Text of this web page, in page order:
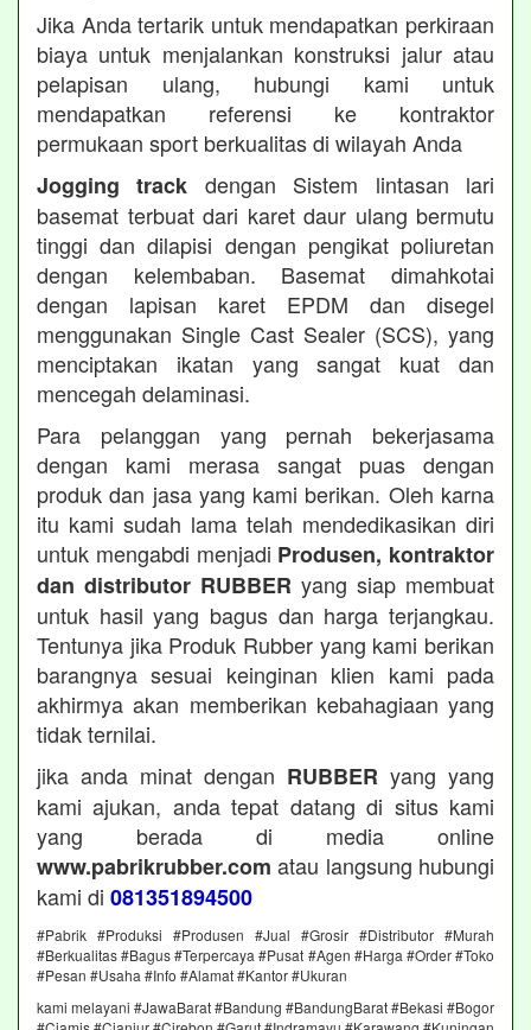
Jika Anda tertarik untuk mendapatkan perkiraan
biaya untuk menjalankan konstruksi jalur atau
pelapisan ulang, hubungi kami untuk
mendapatkan referensi ke kontraktor
permukaan sport berkualitas di wilayah Anda
Jogging track dengan Sistem lintasan lari
basemat terbuat dari karet daur ulang bermutu
tinggi dan dilapisi dengan pengikat poliuretan
dengan kelembaban. Basemat dimahkotai
dengan lapisan karet EPDM dan disegel
menggunakan Single Cast Sealer (SCS), yang
menciptakan ikatan yang sangat kuat dan
mencegah delaminasi.
Para pelanggan yang pernah bekerjasama
dengan kami merasa sangat puas dengan
produk dan jasa yang kami berikan. Oleh karna
itu kami sudah lama telah mendedikasikan diri
untuk mengabdi menjadi Produsen, kontraktor
dan distributor RUBBER yang siap membuat
untuk hasil yang bagus dan harga terjangkau.
Tentunya jika Produk Rubber yang kami berikan
barangnya sesuai keinginan klien kami pada
akhirmya akan memberikan kebahagiaan yang
tidak ternilai.
jika anda minat dengan RUBBER yang yang
kami ajukan, anda tepat datang di situs kami
yang berada di media online
www.pabrikrubber.com atau langsung hubungi
kami di 081351894500
#Pabrik #Produksi #Produsen #Jual #Grosir #Distributor #Murah
#Berkualitas #Bagus #Terpercaya #Pusat #Agen #Harga #Order #Toko
#Pesan #Usaha #Info #Alamat #Kantor #Ukuran
kami melayani #JawaBarat #Bandung #BandungBarat #Bekasi #Bogor